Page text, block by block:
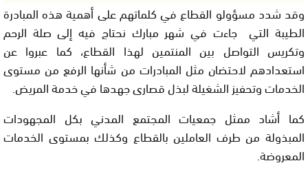
وقد شدد مسؤولو القطاع في كلماتهم على أهمية هذه المبادرة
الطيبة التي جاءت في شهر مبارك نحتاج فيه إلى صلة الرحم
وتكريس التواصل بين المنتمين لهذا القطاع، كما عبروا عن
استعدادهم لاحتضان مثل المبادرات من شأنها الرفع من مستوى
الخدمات وتحفيز الشغيلة لبذل قصارى جهدها في خدمة المريض.
كما أشاد ممثل جمعيات المجتمع المدني بكل المجهودات
المبذولة من طرف العاملين بالقطاع وكذلك بمستوى الخدمات
المعروضة.